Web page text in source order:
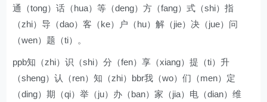
通（tong）话（hua）等（deng）方（fang）式（shi）指
（zhi）导（dao）客（ke）户（hu）解（jie）决（jue）问
（wen）题（ti）。
ppb知（zhi）识（shi）分（fen）享（xiang）提（ti）升
（sheng）认（ren）知（zhi）bbr我（wo）们（men）定
（ding）期（qi）举（ju）办（ban）家（jia）电（dian）维